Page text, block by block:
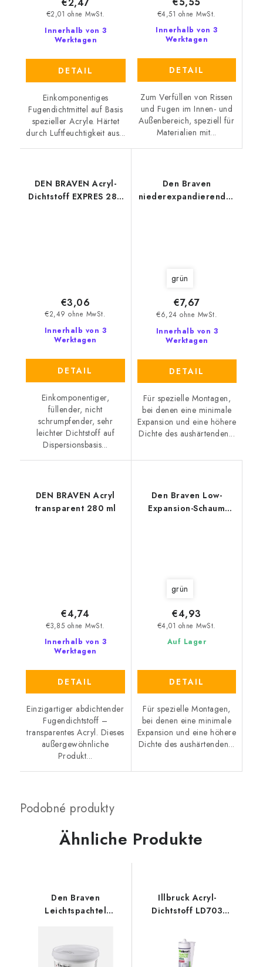
Innerhalb von 3
Werktagen
€2,01 ohne MwSt.
DETAIL
Einkomponentiges
Fugendichtmittel auf Basis
spezieller Acryle. Härtet
durch Luftfeuchtigkeit aus...
Innerhalb von 3
Werktagen
€4,51 ohne MwSt.
DETAIL
Zum Verfüllen von Rissen
und Fugen im Innen- und
Außenbereich, speziell für
Materialien mit...
DEN BRAVEN Acryl-
Dichtstoff EXPRES 280
Innerhalb von 3
Werktagen
€2,49 ohne MwSt.
€3,06
DETAIL
Einkomponentiger,
füllender, nicht
schrumpfender, sehr
leichter Dichtstoff auf
Dispersionsbasis...
Den Braven
niederexpandierender
grün
Innerhalb von 3
Werktagen
€6,24 ohne MwSt.
€7,67
DETAIL
Für spezielle Montagen,
bei denen eine minimale
Expansion und eine höhere
Dichte des aushärtenden...
DEN BRAVEN Acryl
transparent 280 ml
Innerhalb von 3
Werktagen
€3,85 ohne MwSt.
€4,74
DETAIL
Einzigartiger abdichtender
Fugendichtstoff –
transparentes Acryl. Dieses
außergewöhnliche
Produkt...
Den Braven Low-
Expansion-Schaum
grün
Auf Lager
€4,01 ohne MwSt.
€4,93
DETAIL
Für spezielle Montagen,
bei denen eine minimale
Expansion und eine höhere
Dichte des aushärtenden...
Ähnliche Produkte
Den Braven
Leichtspachtel
Illbruck Acryl-
Dichtstoff LD703
SEAL 310 ml